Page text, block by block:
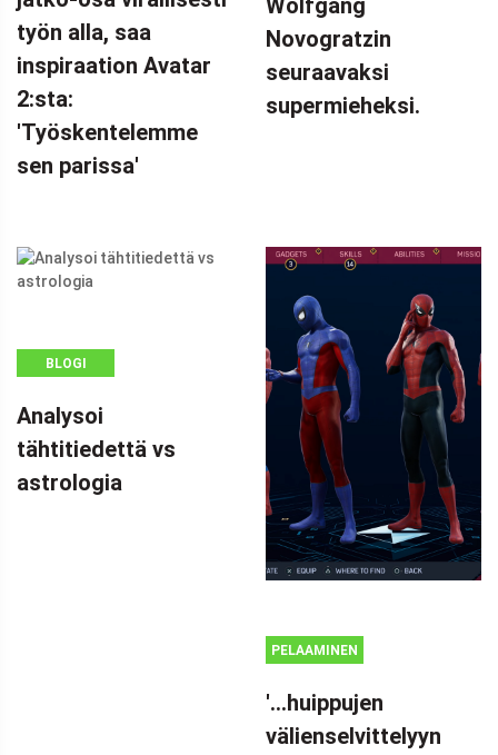
työn alla, saa
inspiraation Avatar
2:sta:
'Työskentelemme
sen parissa'
Wolfgang
Novogratzin
seuraavaksi
supermieheksi.
BLOGI
Analysoi
tähtitiedettä vs
astrologia
PELAAMINEN
'...huippujen
välienselvittelyyn